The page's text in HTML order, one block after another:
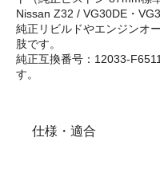
Nissan Z32 / VG30DE・
純正リビルドやエンジンオ
肢です。
純正互換番号：12033-
す。
仕様・適合